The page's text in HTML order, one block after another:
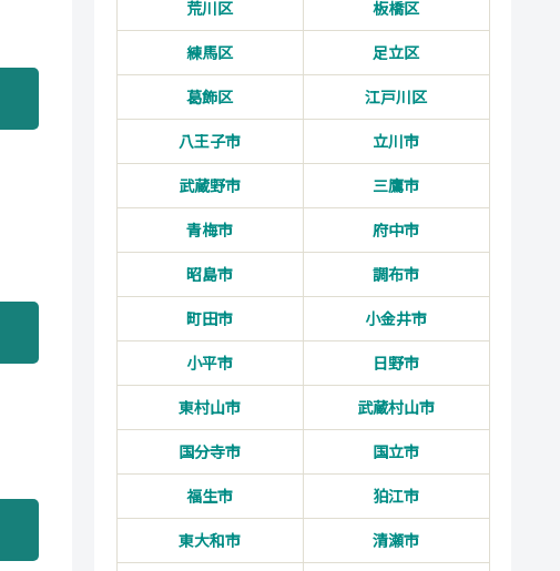
荒川区
板橋区
練馬区
足立区
葛飾区
江戸川区
八王子市
立川市
武蔵野市
三鷹市
青梅市
府中市
昭島市
調布市
町田市
小金井市
小平市
日野市
東村山市
武蔵村山市
国分寺市
国立市
福生市
狛江市
東大和市
清瀬市